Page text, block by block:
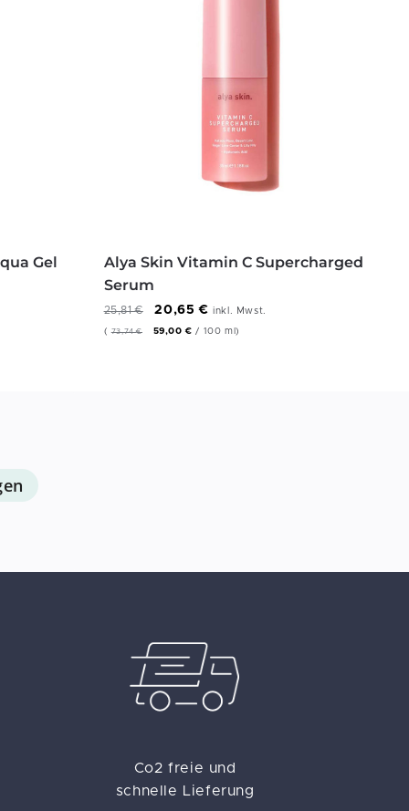
Gel
Alya Skin Vitamin C Supercharged
Serum
25,81€ 20,65€ inkl. Mwst.
(73,74€ 59,00€ / 100 ml)
Co2 freie und
schnelle Lieferung